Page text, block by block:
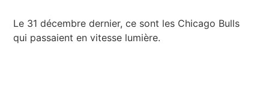
Le 31 décembre dernier, ce sont les Chicago Bulls
qui passaient en vitesse lumière.